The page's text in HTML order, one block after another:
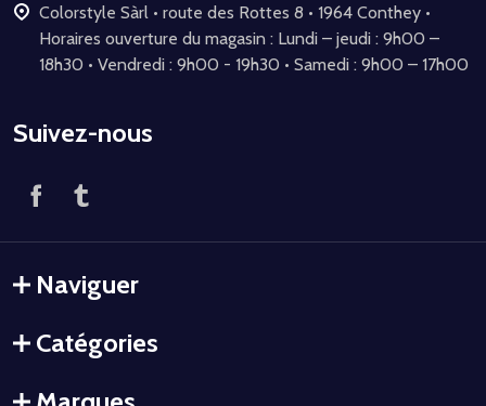
Colorstyle Sàrl • route des Rottes 8 • 1964 Conthey •
Horaires ouverture du magasin : Lundi – jeudi : 9h00 –
18h30 • Vendredi : 9h00 - 19h30 • Samedi : 9h00 – 17h00
Suivez-nous
Naviguer
Catégories